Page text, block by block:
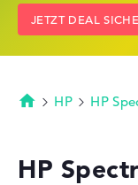
JETZT DEAL
ZU DEN HP
LENOVO DEALS
Startseite
HP HP
HP